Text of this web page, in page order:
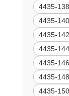
4435-
4435-
4435-
4435-
4435-
4435-
4435-